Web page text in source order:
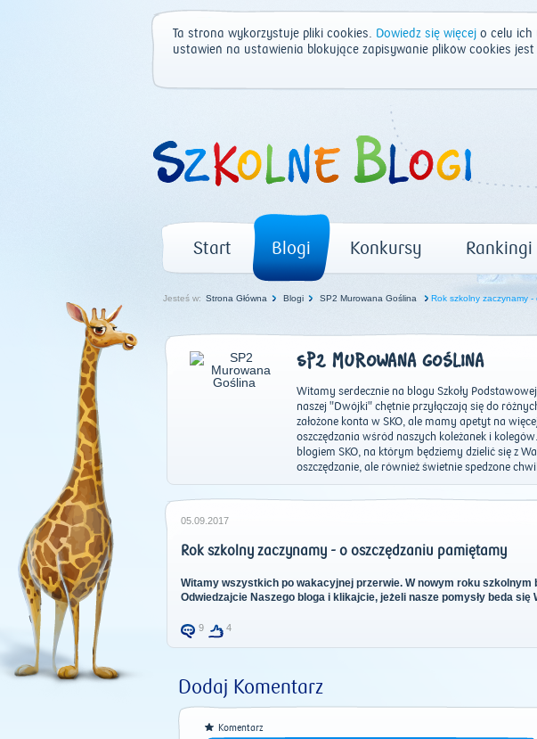
Ta strona wykorzystuje pliki cookies. Dowiedz się więcejo celu ich
ustawień na ustawienia blokujące zapisywanie plików cookies
Start Blogi Konkursy Rankingi
Jesteś w: Strona Główna Blogi SP2 Murowana Goślina Rok szkolny zaczynamy
SP2 MUROWANA GOŚLINA
Witamy serdecznie na blogu Szkoły
naszej "Dwójki" chętnie przyłączają się do
założone konta w SKO, ale mamy apetyt na
oszczędzania wśród naszych koleżanek i
blogiem SKO, na którym będziemy dzielić się z
oszczędzanie, ale również świetnie spedzone
05.09.2017
Rok szkolny zaczynamy - o oszczędzaniu pamiętamy
Witamy wszystkich po wakacyjnej przerwie. W nowym roku szkolnym
Odwiedzajcie Naszego bloga i klikajcie, jeżeli nasze pomysły beda się
9 4
Dodaj Komentarz
Komentarz